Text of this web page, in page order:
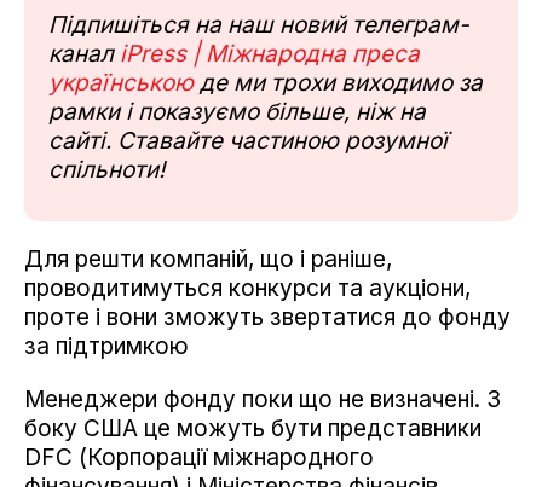
Підпишіться на наш новий телеграм-
канал iPress | Міжнародна преса
українськоюде ми трохи виходимо за
рамки і показуємо більше, ніж на
сайті. Ставайте частиною розумної
спільноти!
Для решти компаній, що і раніше,
проводитимуться конкурси та аукціони,
проте і вони зможуть звертатися до фонду
за підтримкою
Менеджери фонду поки що не визначені. З
боку США це можуть бути представники
DFC (Корпорації міжнародного